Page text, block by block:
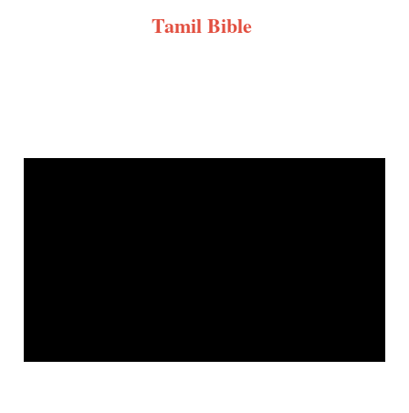
Tamil Bible